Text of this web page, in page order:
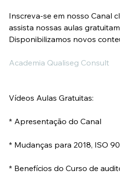
Inscreva-se em nosso Canal
assista nossas aulas
Disponibilizamos novos
Academia Qualiseg Consult
Vídeos Aulas Gratuitas:
* Apresentação do Canal
* Mudanças para 2018, ISO
* Benefícios do Curso de